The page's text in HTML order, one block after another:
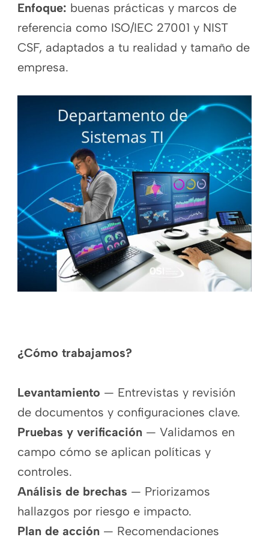
Enfoque: buenas prácticas y marcos de
referencia como ISO/IEC 27001 y NIST
CSF, adaptados a tu realidad y tamaño de
empresa.
¿Cómo trabajamos?
Levantamiento — Entrevistas y revisión
de documentos y configuraciones clave.
Pruebas y verificación — Validamos en
campo cómo se aplican políticas y
controles.
Análisis de brechas — Priorizamos
hallazgos por riesgo e impacto.
Plan de acción — Recomendaciones